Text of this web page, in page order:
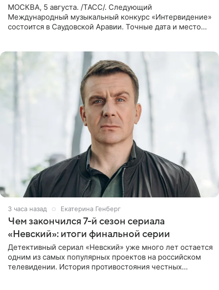
МОСКВА, 5 августа. /ТАСС/. Следующий
Международный музыкальный конкурс «Интервидение»
состоится в Саудовской Аравии. Точные дата и место
3 часа назад Екатерина Генберг
Чем закончился 7-й сезон сериала
«Невский»: итоги финальной серии
Детективный сериал «Невский» уже много лет остается
одним из самых популярных проектов на российском
телевидении. История противостояния честных